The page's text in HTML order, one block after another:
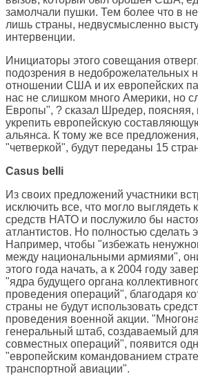
замолчали пушки. Тем более что в
лишь страны, недвусмысленно
интервенции.
Инициаторы этого совещания
подозрения в недоброжелательных
отношении США и их европейских
нас не слишком много Америки, но
Европы", ? сказал Шредер, поясняя,
укрепить европейскую
альянса. К тому же все
"четверкой", будут переданы 15
Casus belli
Из своих предложений участники
исключить все, что могло выглядеть
средств НАТО и послужило бы
атлантистов. Но полностью сделать
Например, чтобы "избежать
между национальными армиями",
этого года начать, а к 2004 году
"ядра будущего органа
проведения операций", благодаря
страны не будут использовать
проведения военной акции.
генеральный штаб, создаваемый
совместных операций", появится
"европейским командованием
транспортной авиации".